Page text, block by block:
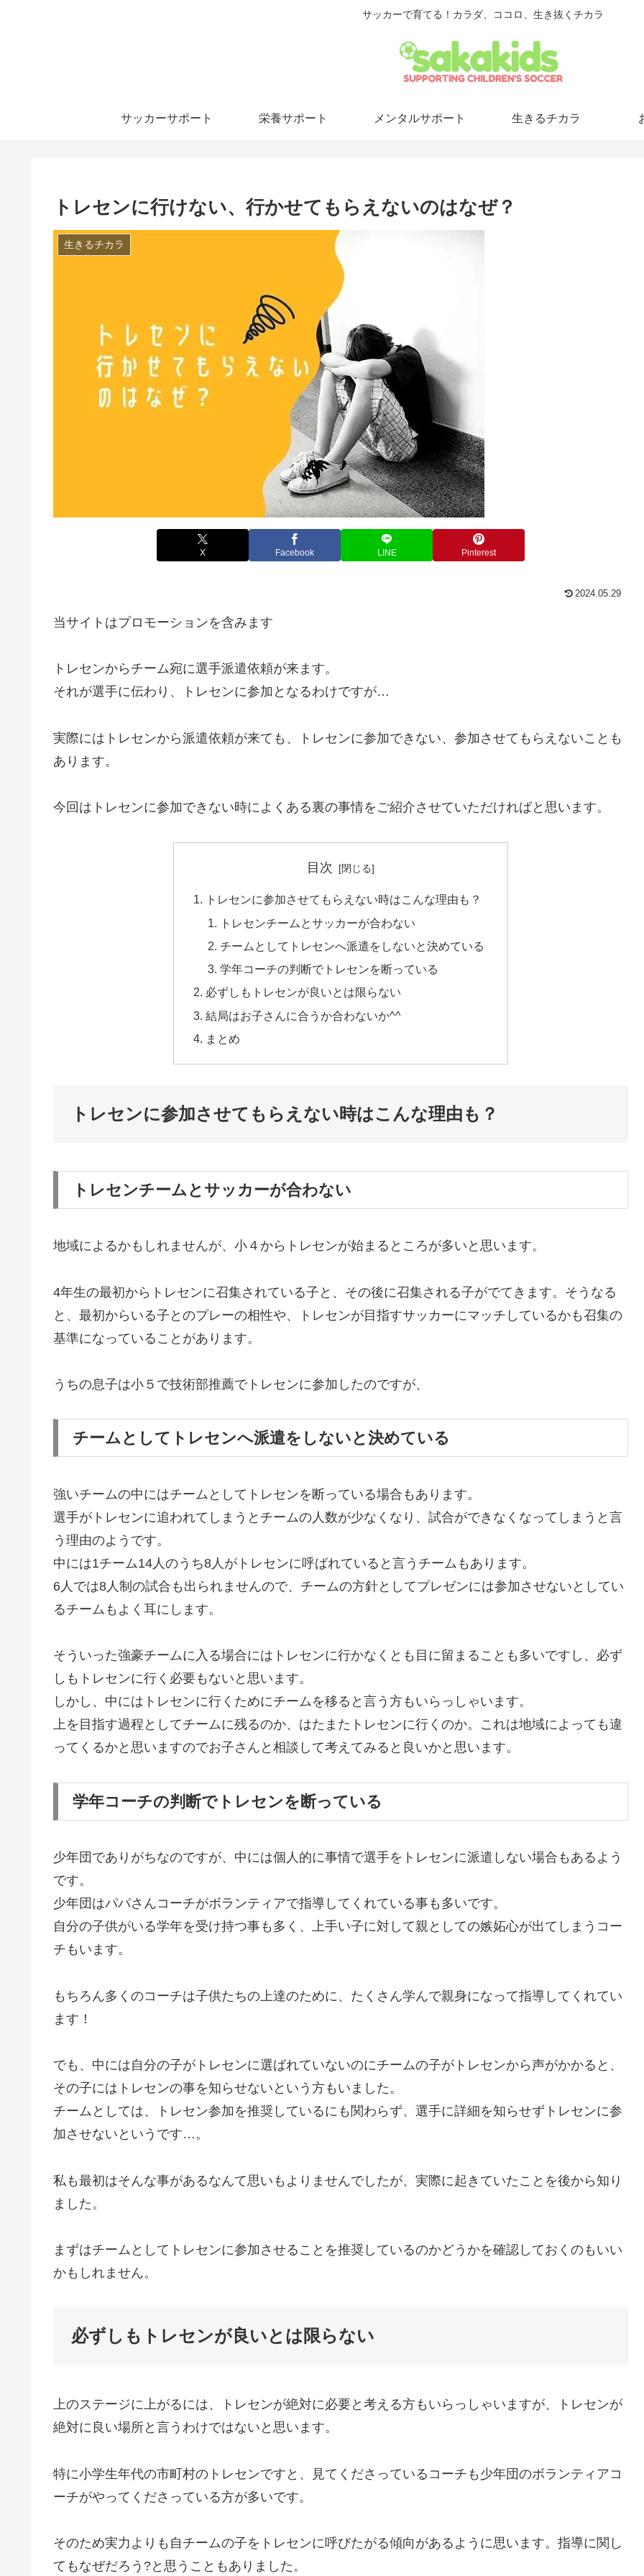
サッカーで育てる！カラダ、ココロ、生き抜くチカラ
サッカーサポート 栄養サポート メンタルサポート 生きるチカラ
トレセンに行けない、行かせてもらえないのはなぜ？
生きるチカラ
X Facebook LINE Pinterest
2024.05.29
当サイトはプロモーションを含みます
トレセンからチーム宛に選手派遣依頼が来ます。
それが選手に伝わり、トレセンに参加となるわけですが…
実際にはトレセンから派遣依頼が来ても、トレセンに参加できない、参加させてもらえないことも
あります。
今回はトレセンに参加できない時によくある裏の事情をご紹介させていただければと思います。
目次
トレセンに参加させてもらえない時はこんな理由も？
トレセンチームとサッカーが合わない
チームとしてトレセンへ派遣をしないと決めている
学年コーチの判断でトレセンを断っている
必ずしもトレセンが良いとは限らない
結局はお子さんに合うか合わないか^^
まとめ
トレセンに参加させてもらえない時はこんな理由も？
トレセンチームとサッカーが合わない
地域によるかもしれませんが、小４からトレセンが始まるところが多いと思います。
4年生の最初からトレセンに召集されている子と、その後に召集される子がでてきます。そうなる
と、最初からいる子とのプレーの相性や、トレセンが目指すサッカーにマッチしているかも召集の
基準になっていることがあります。
うちの息子は小５で技術部推薦でトレセンに参加したのですが、
チームとしてトレセンへ派遣をしないと決めている
強いチームの中にはチームとしてトレセンを断っている場合もあります。
選手がトレセンに追われてしまうとチームの人数が少なくなり、試合ができなくなってしまうと言
う理由のようです。
中には1チーム14人のうち8人がトレセンに呼ばれていると言うチームもあります。
6人では8人制の試合も出られませんので、チームの方針としてプレゼンには参加させないとしてい
るチームもよく耳にします。
そういった強豪チームに入る場合にはトレセンに行かなくとも目に留まることも多いですし、必ず
しもトレセンに行く必要もないと思います。
しかし、中にはトレセンに行くためにチームを移ると言う方もいらっしゃいます。
上を目指す過程としてチームに残るのか、はたまたトレセンに行くのか。これは地域によっても違
ってくるかと思いますのでお子さんと相談して考えてみると良いかと思います。
学年コーチの判断でトレセンを断っている
少年団でありがちなのですが、中には個人的に事情で選手をトレセンに派遣しない場合もあるよう
です。
少年団はパパさんコーチがボランティアで指導してくれている事も多いです。
自分の子供がいる学年を受け持つ事も多く、上手い子に対して親としての嫉妬心が出てしまうコー
チもいます。
もちろん多くのコーチは子供たちの上達のために、たくさん学んで親身になって指導してくれてい
ます！
でも、中には自分の子がトレセンに選ばれていないのにチームの子がトレセンから声がかかると、
その子にはトレセンの事を知らせないという方もいました。
チームとしては、トレセン参加を推奨しているにも関わらず、選手に詳細を知らせずトレセンに参
加させないというです…。
私も最初はそんな事があるなんて思いもよりませんでしたが、実際に起きていたことを後から知り
ました。
まずはチームとしてトレセンに参加させることを推奨しているのかどうかを確認しておくのもいい
かもしれません。
必ずしもトレセンが良いとは限らない
上のステージに上がるには、トレセンが絶対に必要と考える方もいらっしゃいますが、トレセンが
絶対に良い場所と言うわけではないと思います。
特に小学生年代の市町村のトレセンですと、見てくださっているコーチも少年団のボランティアコ
ーチがやってくださっている方が多いです。
そのため実力よりも自チームの子をトレセンに呼びたがる傾向があるように思います。指導に関し
てもなぜだろう?と思うこともありました。